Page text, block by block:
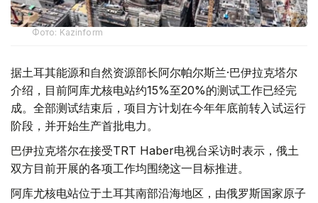
Фото: Kazinform
据土耳其能源和自然资源部长阿尔帕尔斯兰·巴伊拉克塔尔
介绍，目前阿库尤核电站约15%至20%的测试工作已经完
成。全部测试结束后，项目方计划在今年年底前转入试运行
阶段，并开始生产首批电力。
巴伊拉克塔尔在接受TRT Haber电视台采访时表示，俄土
双方目前开展的各项工作均围绕这一目标推进。
阿库尤核电站位于土耳其南部沿海地区，由俄罗斯国家原子